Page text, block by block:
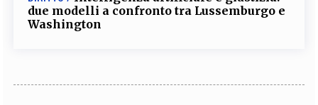
due modelli a confronto tra Lussemburgo e
Washington